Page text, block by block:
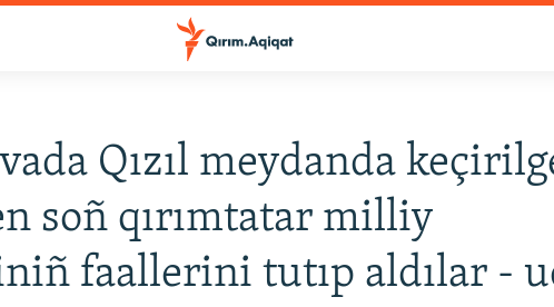
Qızıl meydanda
soñ qırımtatar milliy
faallerini tutıp aldılar -